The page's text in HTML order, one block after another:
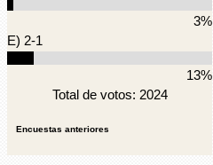
3%
E) 2-1
13%
Total de votos: 2024
Encuestas anteriores